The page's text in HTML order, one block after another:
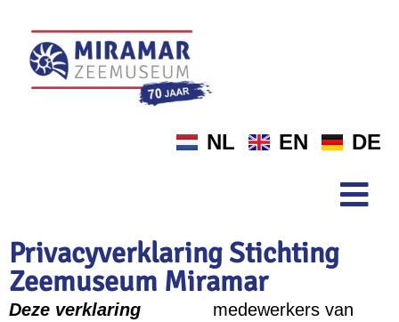
NL EN DE
Privacyverklaring Stichting
Zeemuseum Miramar
Deze verklaring
medewerkers van